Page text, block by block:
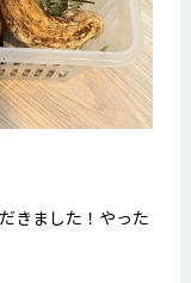
きました！やった